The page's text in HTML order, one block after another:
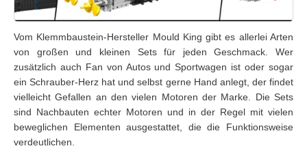
Vom Klemmbaustein-Hersteller Mould King gibt es allerlei Arten
von großen und kleinen Sets für jeden Geschmack. Wer
zusätzlich auch Fan von Autos und Sportwagen ist oder sogar
ein Schrauber-Herz hat und selbst gerne Hand anlegt, der findet
vielleicht Gefallen an den vielen Motoren der Marke. Die Sets
sind Nachbauten echter Motoren und in der Regel mit vielen
beweglichen Elementen ausgestattet, die die Funktionsweise
verdeutlichen.